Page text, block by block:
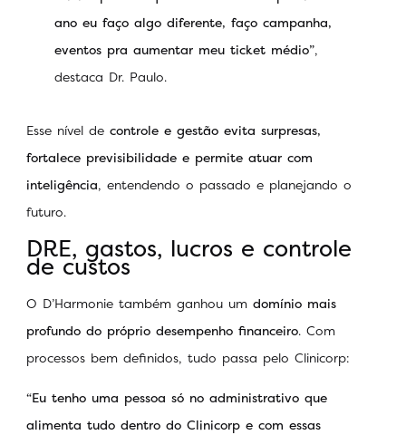
ano eu faço algo diferente, faço campanha,
eventos pra aumentar meu ticket médio”,
destaca Dr. Paulo.
Esse nível de controle e gestão evita surpresas,
fortalece previsibilidade e permite atuar com
inteligência, entendendo o passado e planejando o
futuro.
DRE, gastos, lucros e controle
de custos
O D’Harmonie também ganhou um domínio mais
profundo do próprio desempenho financeiro. Com
processos bem definidos, tudo passa pelo Clinicorp:
“Eu tenho uma pessoa só no administrativo que
alimenta tudo dentro do Clinicorp e com essas